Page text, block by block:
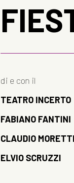
di e con il
TEATRO INCERTO
FABIANO FANTINI
CLAUDIO
ELVIO SCRUZZI